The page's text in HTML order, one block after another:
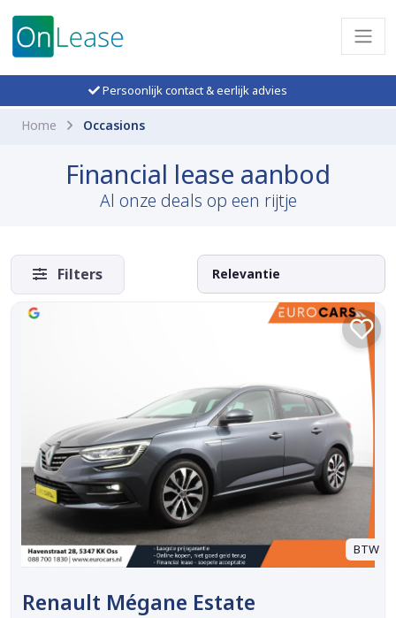
Persoonlijk contact & eerlijk advies
Home Occasions
Financial lease aanbod
Al onze deals op een rijtje
Filters
BTW
Renault Mégane Estate